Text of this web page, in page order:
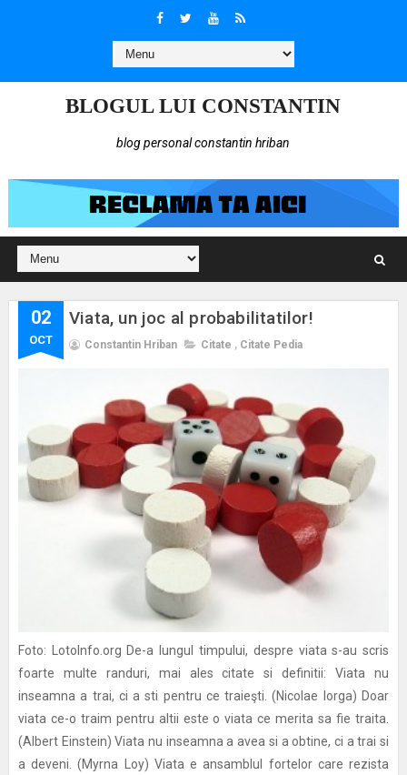
BLOGUL LUI CONSTANTIN
blog personal constantin hriban
02
OCT
Viata, un joc al probabilitatilor!
Constantin Hriban Citate , Citate Pedia
Foto: LotoInfo.org De-a lungul timpului, despre viata s-au scris
foarte multe randuri, mai ales citate si definitii: Viata nu
inseamna a trai, ci a sti pentru ce traieşti. (Nicolae Iorga) Doar
viata ce-o traim pentru altii este o viata ce merita sa fie traita.
(Albert Einstein) Viata nu inseamna a avea si a obtine, ci a trai si
a deveni. (Myrna Loy) Viata e ansamblul fortelor care rezista